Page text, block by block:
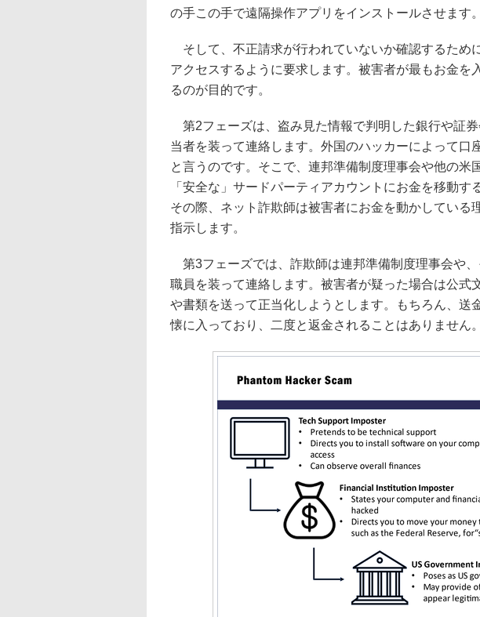
の手この手で遠隔操作アプリをインストールさせます。
そして、不正請求が行われていないか確認するため
アクセスするように要求します。被害者が最もお金を
るのが目的です。
第2フェーズは、盗み見た情報で判明した銀行や証
当者を装って連絡します。外国のハッカーによって口
と言うのです。そこで、連邦準備制度理事会や他の米
「安全な」サードパーティアカウントにお金を移動す
その際、ネット詐欺師は被害者にお金を動かしている
指示します。
第3フェーズでは、詐欺師は連邦準備制度理事会や
職員を装って連絡します。被害者が疑った場合は公式
や書類を送って正当化しようとします。もちろん、送
懐に入っており、二度と返金されることはありません。